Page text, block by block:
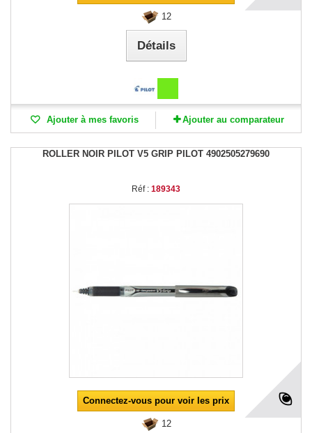
12
Détails
Ajouter à mes favoris Ajouter au comparateur
ROLLER NOIR PILOT V5 GRIP PILOT 4902505279690
Réf : 189343
Connectez-vous pour voir les prix
12